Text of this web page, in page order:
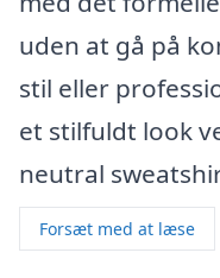
uden at gå på
stil eller
et stilfuldt look
neutral
Forsæt med at læse